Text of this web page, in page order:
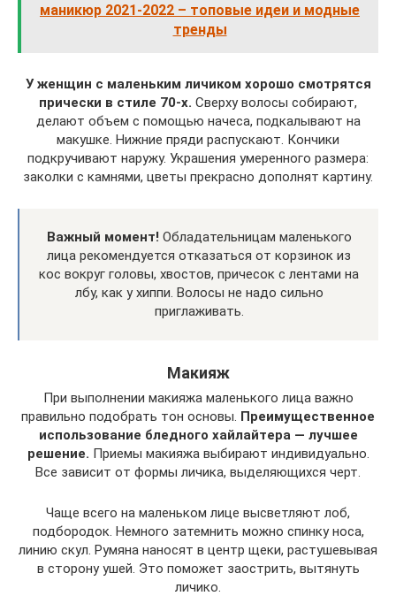
маникюр 2021-2022 – топовые идеи и модные
тренды
У женщин с маленьким личиком хорошо смотрятся
прически в стиле 70-х. Сверху волосы собирают,
делают объем с помощью начеса, подкалывают на
макушке. Нижние пряди распускают. Кончики
подкручивают наружу. Украшения умеренного размера:
заколки с камнями, цветы прекрасно дополнят картину.
Важный момент! Обладательницам маленького
лица рекомендуется отказаться от корзинок из
кос вокруг головы, хвостов, причесок с лентами на
лбу, как у хиппи. Волосы не надо сильно
приглаживать.
Макияж
При выполнении макияжа маленького лица важно
правильно подобрать тон основы. Преимущественное
использование бледного хайлайтера — лучшее
решение. Приемы макияжа выбирают индивидуально.
Все зависит от формы личика, выделяющихся черт.
Чаще всего на маленьком лице высветляют лоб,
подбородок. Немного затемнить можно спинку носа,
линию скул. Румяна наносят в центр щеки, растушевывая
в сторону ушей. Это поможет заострить, вытянуть
личико.